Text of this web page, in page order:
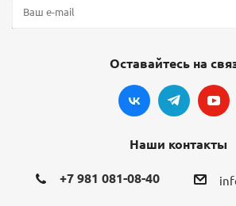
Оставайтесь на
Наши контакты
+7 981 081-08-40